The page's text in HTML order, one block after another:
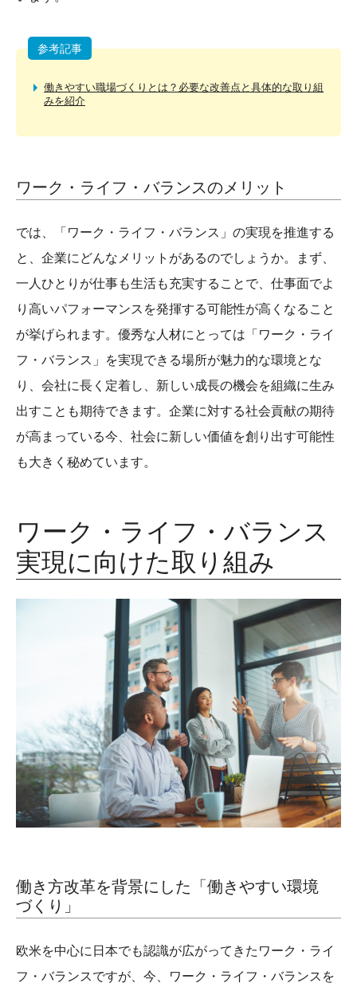
参考記事
働きやすい職場づくりとは？必要な改善点と具体的な取り組
みを紹介
ワーク・ライフ・バランスのメリット
では、「ワーク・ライフ・バランス」の実現を推進する
と、企業にどんなメリットがあるのでしょうか。まず、
一人ひとりが仕事も生活も充実することで、仕事面でよ
り高いパフォーマンスを発揮する可能性が高くなること
が挙げられます。優秀な人材にとっては「ワーク・ライ
フ・バランス」を実現できる場所が魅力的な環境とな
り、会社に長く定着し、新しい成長の機会を組織に生み
出すことも期待できます。企業に対する社会貢献の期待
が高まっている今、社会に新しい価値を創り出す可能性
も大きく秘めています。
ワーク・ライフ・バランス
実現に向けた取り組み
働き方改革を背景にした「働きやすい環境
づくり」
欧米を中心に日本でも認識が広がってきたワーク・ライ
フ・バランスですが、今、ワーク・ライフ・バランスを